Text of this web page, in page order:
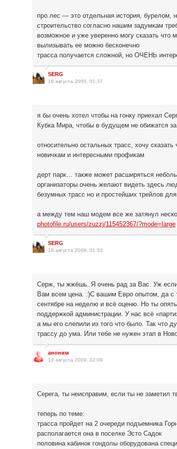
про лес — это отдельная история, бурелом,
строительство согласно нашим задумкам
возможное и уже уверенно могу сказать
вылизывать ее можно бесконечно
трасса получается сложной, но ОЧЕНЬ
SERG
19 августа 2009, 01:37
я бы очень хотел чтобы на гонку приехал
Кубка Мира, чтобы в будущем не обижатся
относительно остальных трасс, хочу
новичкам и интересными профикам
дерт парк… также может расширяться
организаторы очень желают видеть здесь
безумных трасс но и простейших трейлов
а между тем наш модем все же затянул
photofile.ru/users/zuzzj/115452367/?mode=large
SERG
19 августа 2009, 01:53
Серж, ты жжёшь. Я очень рад за Вас. Уж если
Вам всем цена. :)С вашим Евро опытом, да с
сентябре на неделю и всё оценю. Но ты
поддержкой администрации. У нас всё
а мы его слепили из того что было. Так
трассу до ума. Или тебе не нужен этап в
аноним
19 августа 2009, 02:09
Серега, ты неисправим, если ты не заметил
теперь по теме:
трасса пройдет на 2 очереди подъемника
располагается она в поселке Эсто Садок
половина кабинок гондолы оборудована